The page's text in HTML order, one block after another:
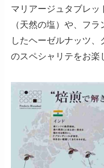
マリアージュタブレ
（天然の塩）や、フ
したヘーゼルナッツ
のスペシャリテをお楽